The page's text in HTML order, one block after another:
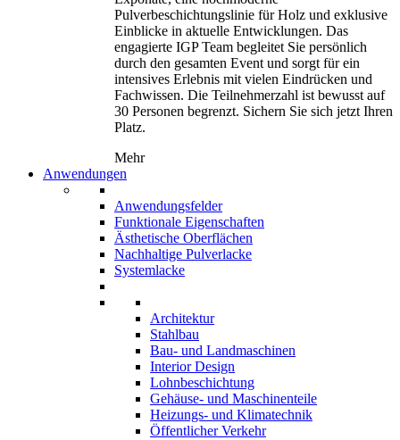
Pulverbeschichtungslinie für Holz und exklusive
Einblicke in aktuelle Entwicklungen. Das
engagierte IGP Team begleitet Sie persönlich
durch den gesamten Event und sorgt für ein
intensives Erlebnis mit vielen Eindrücken und
Fachwissen. Die Teilnehmerzahl ist bewusst auf
30 Personen begrenzt. Sichern Sie sich jetzt Ihren
Platz.
Mehr
Anwendungen
Anwendungsfelder
Funktionale Eigenschaften
Ästhetische Oberflächen
Nachhaltige Pulverlacke
Systemlacke
Architektur
Stahlbau
Bau- und Landmaschinen
Interior Design
Lohnbeschichtung
Gehäuse- und Maschinenteile
Heizungs- und Klimatechnik
Öffentlicher Verkehr